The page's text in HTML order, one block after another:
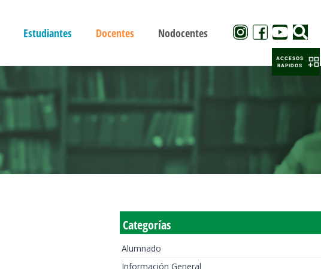
Estudiantes Docentes Nodocentes
Categorías
Alumnado
Información General
ACCESOS
RAPIDOS